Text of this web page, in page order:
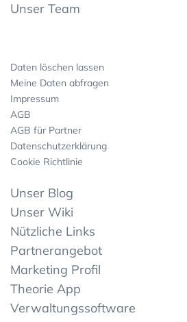
Unser Team
Daten löschen lassen
Meine Daten abfragen
Impressum
AGB
AGB für Partner
Datenschutzerklärung
Cookie Richtlinie
Unser Blog
Unser Wiki
Nützliche Links
Partnerangebot
Marketing Profil
Theorie App
Verwaltungssoftware